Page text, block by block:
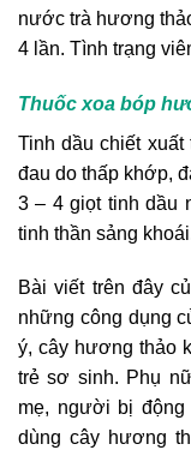
nước trà hương
4 lần. Tình trạng
Thuốc xoa bóp
Tinh dầu chiết
đau do thấp khớp,
3 – 4 giọt tinh dầu
tinh thần sảng
Bài viết trên đây
những công dụng
ý, cây hương thảo
trẻ sơ sinh. Phụ
mẹ, người bị động
dùng cây hương